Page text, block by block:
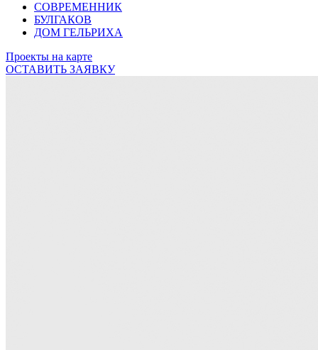
СОВРЕМЕННИК
БУЛГАКОВ
ДОМ ГЕЛЬРИХА
Проекты на карте
ОСТАВИТЬ ЗАЯВКУ